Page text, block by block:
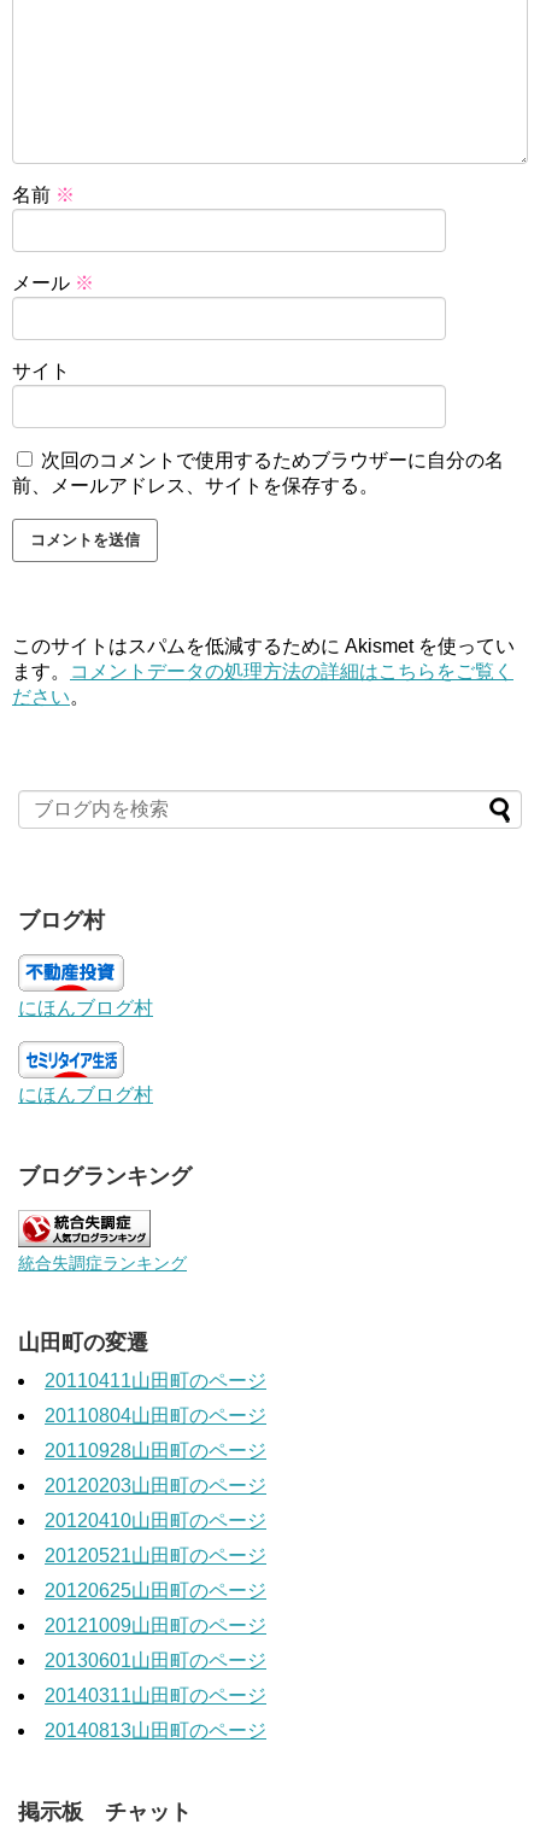
名前 ※
メール ※
サイト
次回のコメントで使用するためブラウザーに自分の名
前、メールアドレス、サイトを保存する。
このサイトはスパムを低減するために Akismet を使ってい
ます。
コメントデータの処理方法の詳細はこちらをご覧く
ださい。
ブログ村
にほんブログ村
にほんブログ村
ブログランキング
統合失調症ランキング
山田町の変遷
20110411山田町のページ
20110804山田町のページ
20110928山田町のページ
20120203山田町のページ
20120410山田町のページ
20120521山田町のページ
20120625山田町のページ
20121009山田町のページ
20130601山田町のページ
20140311山田町のページ
20140813山田町のページ
掲示板 チャット